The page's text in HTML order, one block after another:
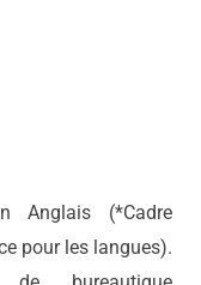
Anglais (*Cadre
pour les langues).